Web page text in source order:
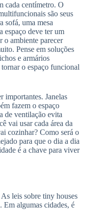
cada centímetro. O
são seus
sofá, uma mesa
espaço deve ter um
o ambiente parecer
Pense em soluções
e armários
o espaço funcional
importantes. Janelas
fazem o espaço
de ventilação evita
vai usar cada área da
cozinhar? Como será o
para que o dia a dia
é a chave para viver
As leis sobre tiny houses
algumas cidades, é